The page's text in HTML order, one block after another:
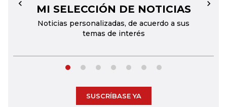
MI SELECCIÓN DE NOTICIAS
Noticias personalizadas, de acuerdo a sus
temas de interés
← →
SUSCRÍBASE YA